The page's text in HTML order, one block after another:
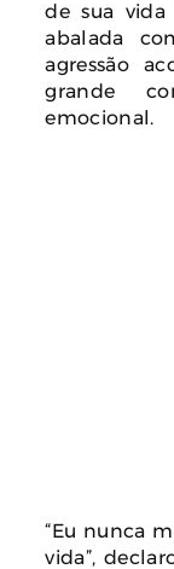
de sua vida
abalada
agressão
grande
emocional.
“Eu nunca
vida”,